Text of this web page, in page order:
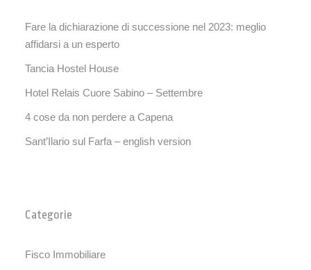
Fare la dichiarazione di successione nel 2023: meglio
affidarsi a un esperto
Tancia Hostel House
Hotel Relais Cuore Sabino – Settembre
4 cose da non perdere a Capena
Sant’Ilario sul Farfa – english version
Categorie
Fisco Immobiliare